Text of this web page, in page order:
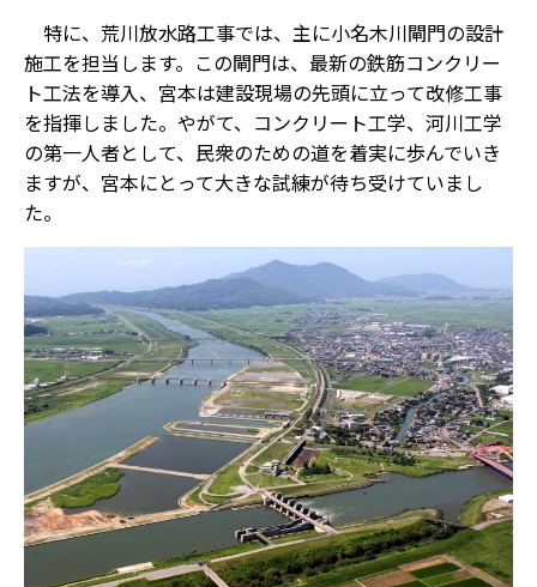
特に、荒川放水路工事では、主に小名木川閘門の設計
施工を担当します。この閘門は、最新の鉄筋コンクリー
ト工法を導入、宮本は建設現場の先頭に立って改修工事
を指揮しました。やがて、コンクリート工学、河川工学
の第一人者として、民衆のための道を着実に歩んでいき
ますが、宮本にとって大きな試練が待ち受けていまし
た。